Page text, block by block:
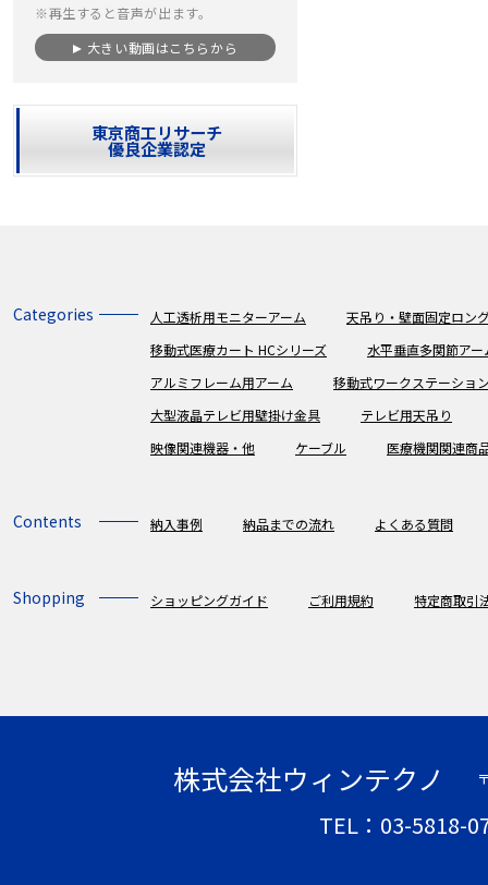
※再生すると音声が出ます。
大きい動画はこちらから
東京商工リサーチ
優良企業認定
Categories 人工透析用モニターアーム
天吊り・壁面固定ロン
移動式医療カート HCシリーズ
水平垂直多関節アー
アルミフレーム用アーム
移動式ワークステーショ
大型液晶テレビ用壁掛け金具
テレビ用天吊り
映像関連機器・他
ケーブル 医療機関関連商
Contents 納入事例 納品までの流れ よくある質問
Shopping ショッピングガイド ご利用規約 特定商取引
株式会社ウィンテクノ
TEL：03-5818-